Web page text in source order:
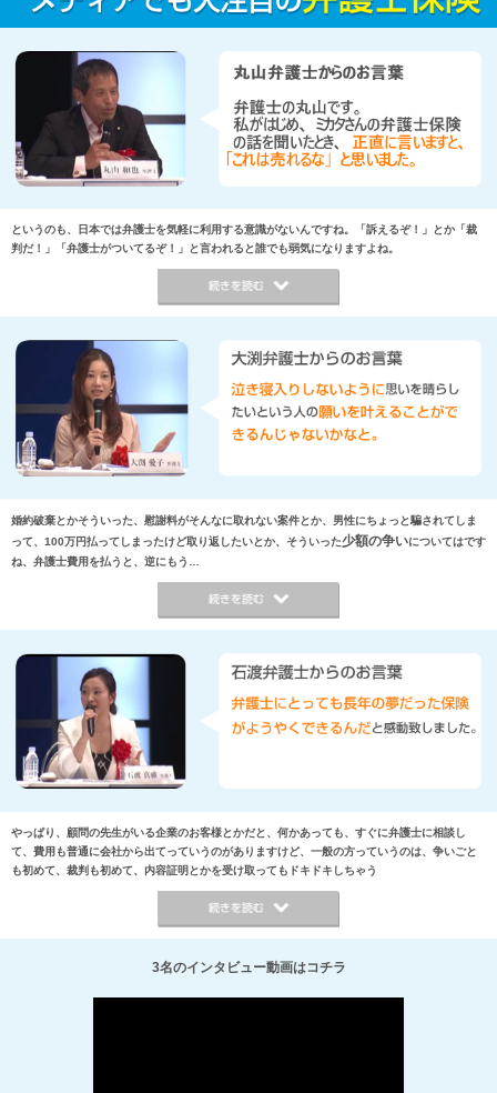
というのも、日本では弁護士を気軽に利用する意識がないんですね。「訴えるぞ！」とか「裁
判だ！」「弁護士がついてるぞ！」と言われると誰でも弱気になりますよね。
婚約破棄とかそういった、慰謝料がそんなに取れない案件とか、男性にちょっと騙されてしま
って、100万円払ってしまったけど取り返したいとか、そういった少額の争いについてはです
ね、弁護士費用を払うと、逆にもう…
やっぱり、顧問の先生がいる企業のお客様とかだと、何かあっても、すぐに弁護士に相談し
て、費用も普通に会社から出てっていうのがありますけど、一般の方っていうのは、争いごと
も初めて、裁判も初めて、内容証明とかを受け取ってもドキドキしちゃう
3名のインタビュー動画はコチラ